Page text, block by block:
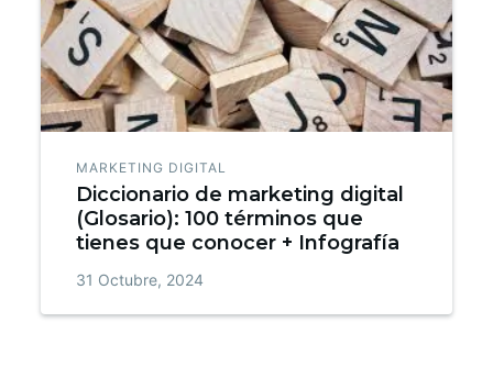
MARKETING DIGITAL
Diccionario de marketing digital
(Glosario): 100 términos que
tienes que conocer + Infografía
31 Octubre, 2024